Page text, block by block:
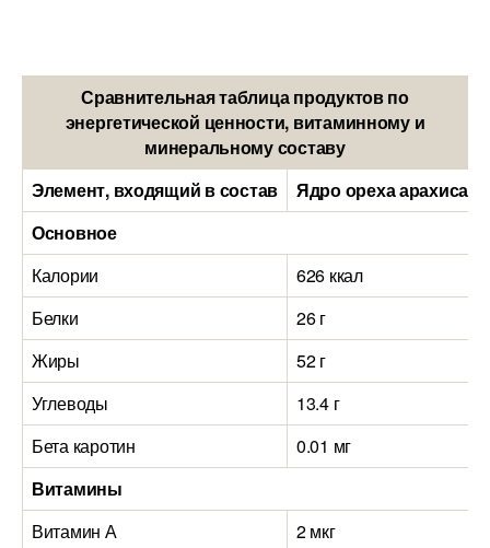
Сравнительная таблица продуктов по
энергетической ценности, витаминному и
минеральному составу
Элемент, входящий в состав
Ядро ореха арахиса
Основное
Калории
626 ккал
Белки
26 г
Жиры
52 г
Углеводы
13.4 г
Бета каротин
0.01 мг
Витамины
Витамин А
2 мкг